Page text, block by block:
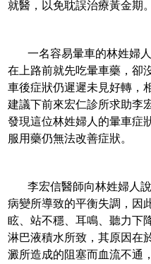
就醫，以免耽誤治療黃金期。
一名容易暈車的林姓婦人
在上路前就先吃暈車藥，卻
車後症狀仍遲遲未見好轉，
建議下前來宏仁診所求助李
發現這位林姓婦人的暈車症
服用藥仍無法改善症狀。
李宏信醫師向林姓婦人說
病變所導致的平衡失調，因
眩、站不穩、耳鳴、聽力下
淋巴液積水所致，其原因在
澱所造成的阻塞而血流不通